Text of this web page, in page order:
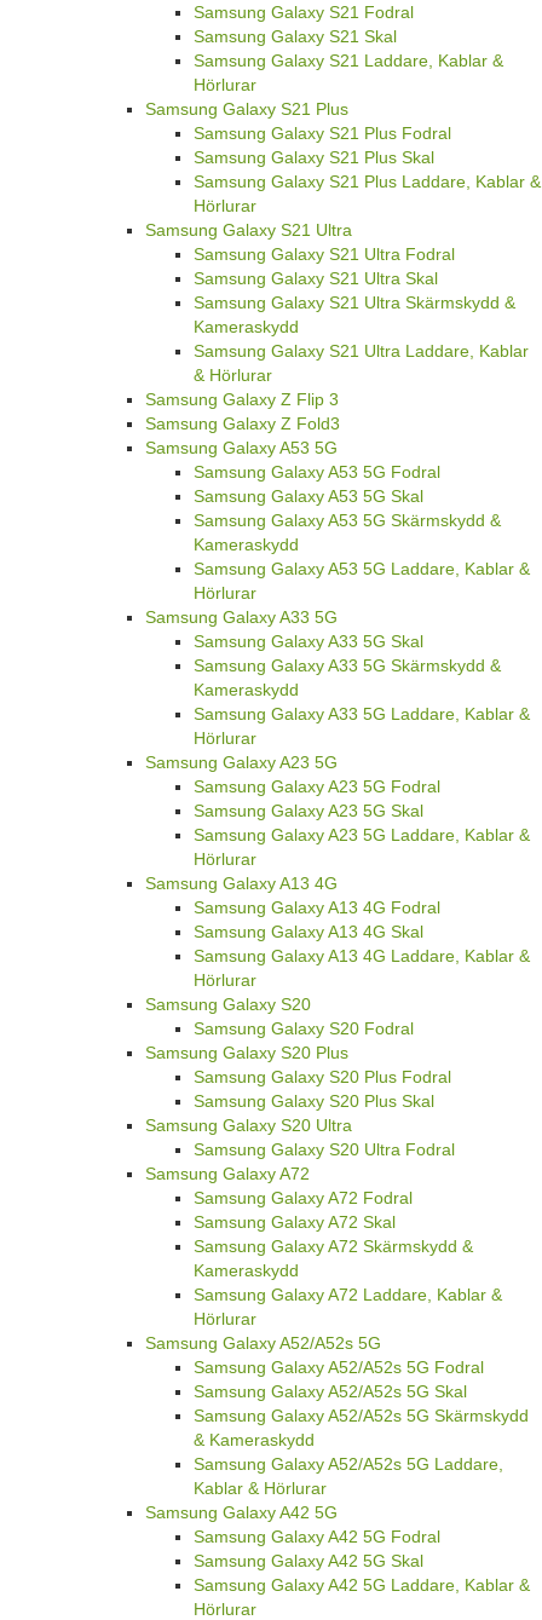
Samsung Galaxy S21 Fodral
Samsung Galaxy S21 Skal
Samsung Galaxy S21 Laddare, Kablar &
Hörlurar
Samsung Galaxy S21 Plus
Samsung Galaxy S21 Plus Fodral
Samsung Galaxy S21 Plus Skal
Samsung Galaxy S21 Plus Laddare, Kablar &
Hörlurar
Samsung Galaxy S21 Ultra
Samsung Galaxy S21 Ultra Fodral
Samsung Galaxy S21 Ultra Skal
Samsung Galaxy S21 Ultra Skärmskydd &
Kameraskydd
Samsung Galaxy S21 Ultra Laddare, Kablar
& Hörlurar
Samsung Galaxy Z Flip 3
Samsung Galaxy Z Fold3
Samsung Galaxy A53 5G
Samsung Galaxy A53 5G Fodral
Samsung Galaxy A53 5G Skal
Samsung Galaxy A53 5G Skärmskydd &
Kameraskydd
Samsung Galaxy A53 5G Laddare, Kablar &
Hörlurar
Samsung Galaxy A33 5G
Samsung Galaxy A33 5G Skal
Samsung Galaxy A33 5G Skärmskydd &
Kameraskydd
Samsung Galaxy A33 5G Laddare, Kablar &
Hörlurar
Samsung Galaxy A23 5G
Samsung Galaxy A23 5G Fodral
Samsung Galaxy A23 5G Skal
Samsung Galaxy A23 5G Laddare, Kablar &
Hörlurar
Samsung Galaxy A13 4G
Samsung Galaxy A13 4G Fodral
Samsung Galaxy A13 4G Skal
Samsung Galaxy A13 4G Laddare, Kablar &
Hörlurar
Samsung Galaxy S20
Samsung Galaxy S20 Fodral
Samsung Galaxy S20 Plus
Samsung Galaxy S20 Plus Fodral
Samsung Galaxy S20 Plus Skal
Samsung Galaxy S20 Ultra
Samsung Galaxy S20 Ultra Fodral
Samsung Galaxy A72
Samsung Galaxy A72 Fodral
Samsung Galaxy A72 Skal
Samsung Galaxy A72 Skärmskydd &
Kameraskydd
Samsung Galaxy A72 Laddare, Kablar &
Hörlurar
Samsung Galaxy A52/A52s 5G
Samsung Galaxy A52/A52s 5G Fodral
Samsung Galaxy A52/A52s 5G Skal
Samsung Galaxy A52/A52s 5G Skärmskydd
& Kameraskydd
Samsung Galaxy A52/A52s 5G Laddare,
Kablar & Hörlurar
Samsung Galaxy A42 5G
Samsung Galaxy A42 5G Fodral
Samsung Galaxy A42 5G Skal
Samsung Galaxy A42 5G Laddare, Kablar &
Hörlurar